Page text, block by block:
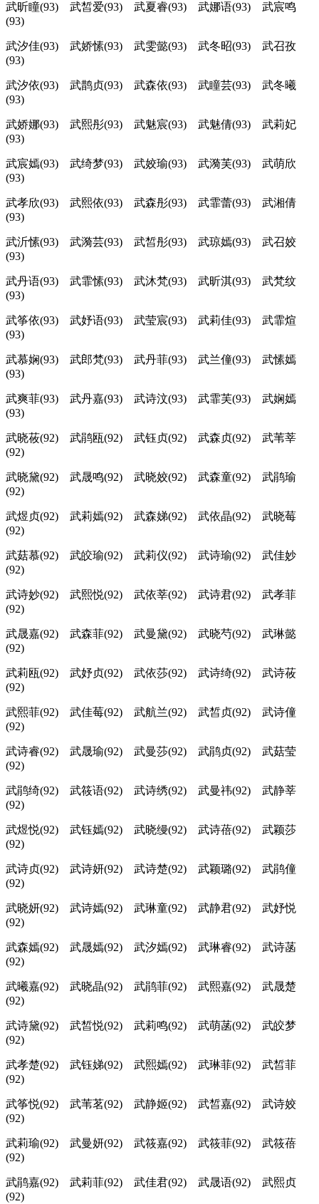
武昕瞳(93) 武皙爱(93) 武夏睿(93) 武娜语(93) 武宸鸣
(93)
武汐佳(93) 武娇愫(93) 武雯懿(93) 武冬昭(93) 武召孜
(93)
武汐依(93) 武鹊贞(93) 武森依(93) 武瞳芸(93) 武冬曦
(93)
武娇娜(93) 武熙彤(93) 武魅宸(93) 武魅倩(93) 武莉妃
(93)
武宸嫣(93) 武绮梦(93) 武姣瑜(93) 武漪芙(93) 武萌欣
(93)
武孝欣(93) 武熙依(93) 武森彤(93) 武霏蕾(93) 武湘倩
(93)
武沂愫(93) 武漪芸(93) 武皙彤(93) 武琼嫣(93) 武召姣
(93)
武丹语(93) 武霏愫(93) 武沐梵(93) 武昕淇(93) 武梵纹
(93)
武筝依(93) 武妤语(93) 武莹宸(93) 武莉佳(93) 武霏煊
(93)
武慕娴(93) 武郎梵(93) 武丹菲(93) 武兰僮(93) 武愫嫣
(93)
武爽菲(93) 武丹嘉(93) 武诗汶(93) 武霏芙(93) 武娴嫣
(93)
武晓莜(92) 武鹃瓯(92) 武钰贞(92) 武森贞(92) 武苇莘
(92)
武晓黛(92) 武晟鸣(92) 武晓姣(92) 武森童(92) 武鹃瑜
(92)
武煜贞(92) 武莉嫣(92) 武森娣(92) 武依晶(92) 武晓莓
(92)
武菇慕(92) 武皎瑜(92) 武莉仪(92) 武诗瑜(92) 武佳妙
(92)
武诗妙(92) 武熙悦(92) 武依莘(92) 武诗君(92) 武孝菲
(92)
武晟嘉(92) 武森菲(92) 武曼黛(92) 武晓芍(92) 武琳懿
(92)
武莉瓯(92) 武妤贞(92) 武依莎(92) 武诗绮(92) 武诗莜
(92)
武熙菲(92) 武佳莓(92) 武航兰(92) 武皙贞(92) 武诗僮
(92)
武诗睿(92) 武晟瑜(92) 武曼莎(92) 武鹃贞(92) 武菇莹
(92)
武鹃绮(92) 武筱语(92) 武诗绣(92) 武曼祎(92) 武静莘
(92)
武煜悦(92) 武钰嫣(92) 武晓缦(92) 武诗蓓(92) 武颖莎
(92)
武诗贞(92) 武诗妍(92) 武诗楚(92) 武颖璐(92) 武鹃僮
(92)
武晓妍(92) 武诗嫣(92) 武琳童(92) 武静君(92) 武妤悦
(92)
武森嫣(92) 武晟嫣(92) 武汐嫣(92) 武琳睿(92) 武诗菡
(92)
武曦嘉(92) 武晓晶(92) 武鹃菲(92) 武熙嘉(92) 武晟楚
(92)
武诗黛(92) 武皙悦(92) 武莉鸣(92) 武萌菡(92) 武皎梦
(92)
武孝楚(92) 武钰娣(92) 武熙嫣(92) 武琳菲(92) 武皙菲
(92)
武筝悦(92) 武苇茗(92) 武静姬(92) 武皙嘉(92) 武诗姣
(92)
武莉瑜(92) 武曼妍(92) 武筱嘉(92) 武筱菲(92) 武筱蓓
(92)
武鹃嘉(92) 武莉菲(92) 武佳君(92) 武晟语(92) 武熙贞
(92)